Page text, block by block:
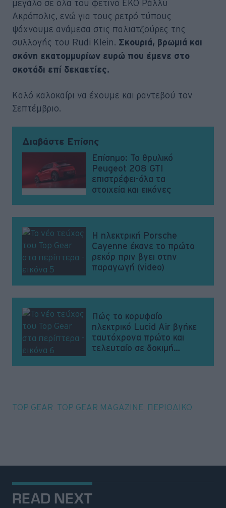
μεγάλο σε όλα του φετινό ΕΚΟ Ράλλυ
Ακρόπολις, ενώ για τους ρετρό τύπους
ψάχνουμε ανάμεσα στις παλιατζούρες της
συλλογής του Rudi Klein. Σκουριά, βρωμιά και
σκόνη εκατομμυρίων ευρώ που έμενε στο
σκοτάδι επί δεκαετίες.
Καλό καλοκαίρι να έχουμε και ραντεβού τον
Σεπτέμβριο.
Διαβάστε Επίσης
Επίσημο: Το θρυλικό
Peugeot 208 GTI
επιστρέφει-όλα τα
στοιχεία και εικόνες
H ηλεκτρική Porsche
Cayenne έκανε το πρώτο
ρεκόρ πριν βγει στην
παραγωγή (video)
Πώς το κορυφαίο
ηλεκτρικό Lucid Air βγήκε
ταυτόχρονα πρώτο και
τελευταίο σε δοκιμή
TOP GEAR TOP GEAR MAGAZINE ΠΕΡΙΟΔΙΚΟ
READ NEXT